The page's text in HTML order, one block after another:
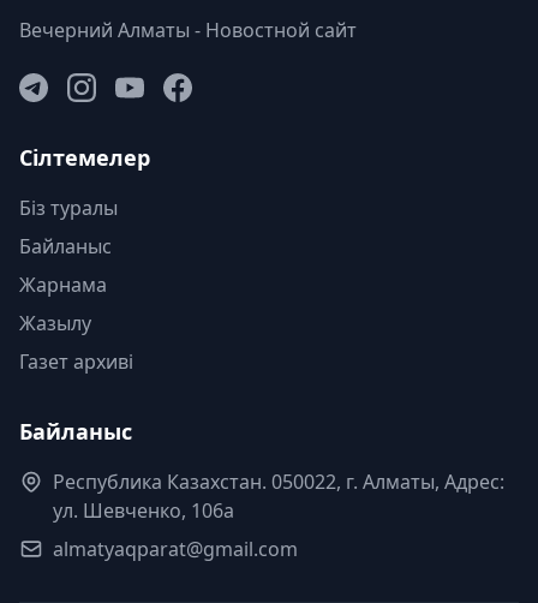
Вечерний Алматы - Новостной сайт
Сілтемелер
Біз туралы
Байланыс
Жарнама
Жазылу
Газет архиві
Байланыс
Республика Казахстан. 050022, г. Алматы, Адрес:
ул. Шевченко, 106а
almatyaqparat@gmail.com